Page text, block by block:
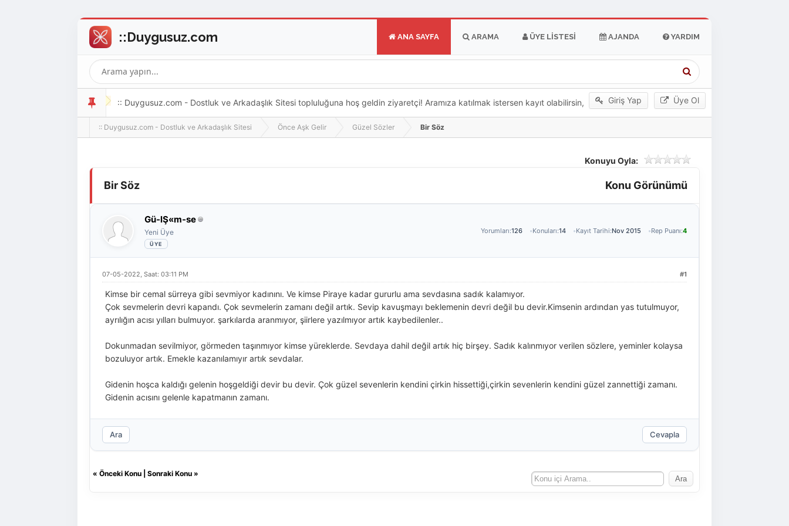
ANA SAYFA ARAMA ÜYE LISTESI AJANDA YARDIM
Giriş Yap Üye Ol
:: Duygusuz.com - Dostluk ve Arkadaşlık Sitesi topluluğuna hoş geldin ziyaretçi! Aramıza katılmak istersen kayıt olabilirsin,
oldukça kolay ve zahmetsizdir.
:: Duygusuz.com - Dostluk ve Arkadaşlık Sitesi Önce Aşk Gelir Güzel Sözler Bir Söz
Konuyu Oyla:
Konu Görünümü
Bir Söz
Gü-lŞ«m-se
Yeni Üye Yorumları:126 Konuları:14 Kayıt Tarihi:Nov 2015 Rep Puanı:4
#1
07-05-2022, Saat: 03:11 PM
Kimse bir cemal sürreya gibi sevmiyor kadınını. Ve kimse Piraye kadar gururlu ama sevdasına sadık kalamıyor.
Çok sevmelerin devri kapandı. Çok sevmelerin zamanı değil artık. Sevip kavuşmayı beklemenin devri değil bu devir.Kimsenin ardından yas tutulmuyor,
ayrılığın acısı yılları bulmuyor. şarkılarda aranmıyor, şiirlere yazılmıyor artık kaybedilenler..
Dokunmadan sevilmiyor, görmeden taşınmıyor kimse yüreklerde. Sevdaya dahil değil artık hiç birşey. Sadık kalınmıyor verilen sözlere, yeminler kolaysa
bozuluyor artık. Emekle kazanılamıyır artık sevdalar.
Gidenin hoşca kaldığı gelenin hoşgeldiği devir bu devir. Çok güzel sevenlerin kendini çirkin hissettiği,çirkin sevenlerin kendini güzel zannettiği zamanı.
Gidenin acısını gelenle kapatmanın zamanı.
Ara Cevapla
« Önceki Konu Sonraki Konu »